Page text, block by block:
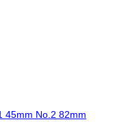
45mm No.2 82mm